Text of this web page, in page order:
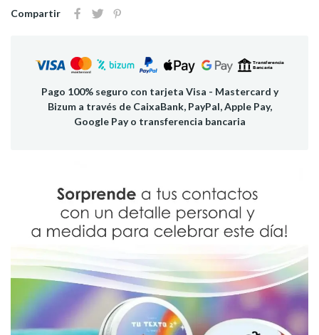
Compartir
Pago 100% seguro con tarjeta Visa - Mastercard y
Bizum a través de CaixaBank, PayPal, Apple Pay,
Google Pay o transferencia bancaria